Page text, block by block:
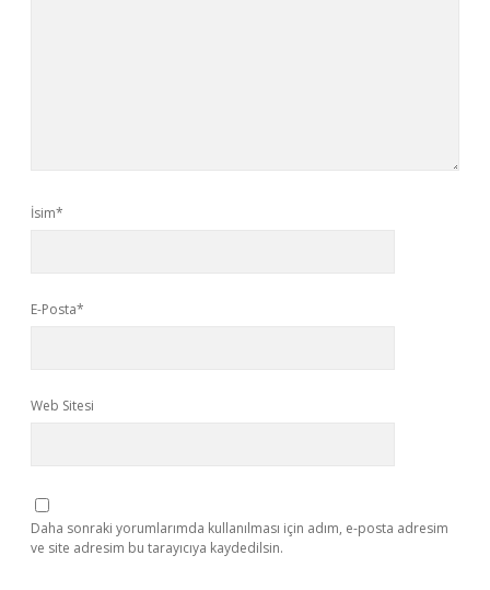
İsim*
E-Posta*
Web Sitesi
Daha sonraki yorumlarımda kullanılması için adım, e-posta adresim
ve site adresim bu tarayıcıya kaydedilsin.